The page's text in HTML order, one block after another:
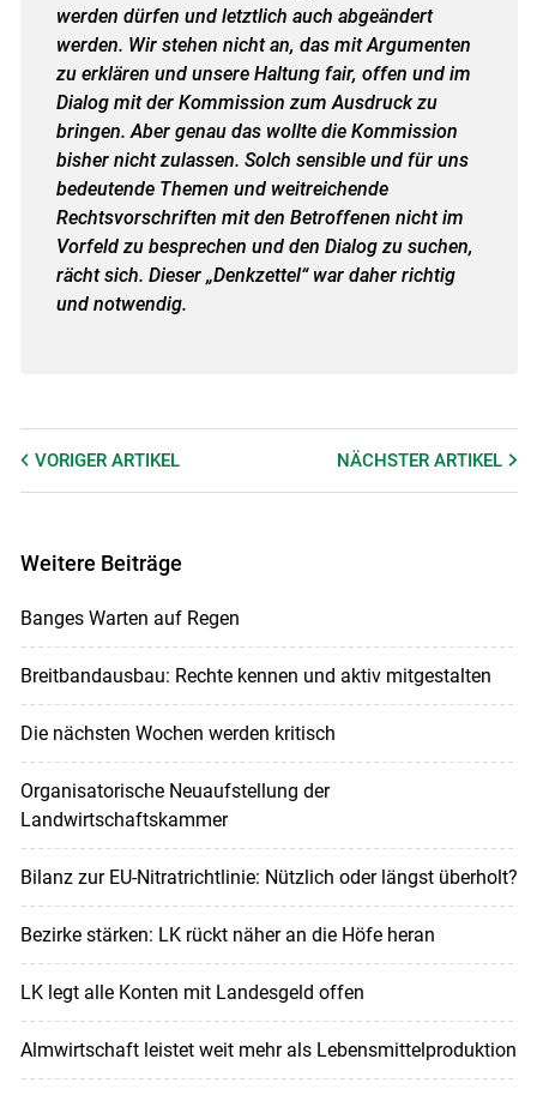
werden dürfen und letztlich auch abgeändert
werden. Wir stehen nicht an, das mit Argumenten
zu erklären und unsere Haltung fair, offen und im
Dialog mit der Kommission zum Ausdruck zu
bringen. Aber genau das wollte die Kommission
bisher nicht zulassen. Solch sensible und für uns
bedeutende Themen und weitreichende
Rechtsvorschriften mit den Betroffenen nicht im
Vorfeld zu besprechen und den Dialog zu suchen,
rächt sich. Dieser „Denkzettel“ war daher richtig
und notwendig.
VORIGER ARTIKEL NÄCHSTERARTIKEL
Weitere Beiträge
Banges Warten auf Regen
Breitbandausbau: Rechte kennen und aktiv mitgestalten
Die nächsten Wochen werden kritisch
Organisatorische Neuaufstellung der
Landwirtschaftskammer
Bilanz zur EU-Nitratrichtlinie: Nützlich oder längst überholt?
Bezirke stärken: LK rückt näher an die Höfe heran
LK legt alle Konten mit Landesgeld offen
Almwirtschaft leistet weit mehr als Lebensmittelproduktion